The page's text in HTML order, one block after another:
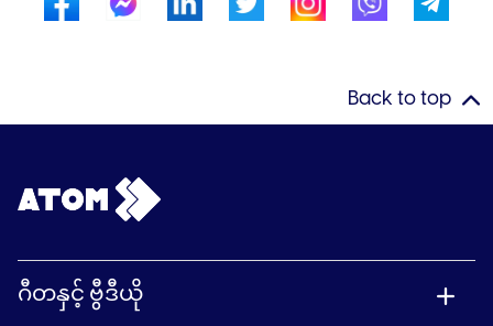
Back to top
ဂီတနှင့် ဗွီဒီယို